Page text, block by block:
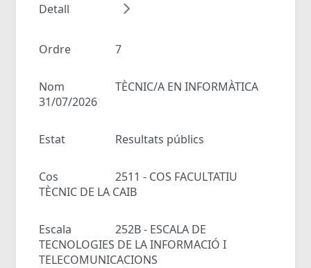
Detall
Ordre 7
Nom
TÈCNIC/A EN INFORMÀTICA
31/07/2026
Estat Resultats públics
Cos
2511 - COS FACULTATIU
TÈCNIC DE LA CAIB
Escala
252B - ESCALA DE
TECNOLOGIES DE LA INFORMACIÓ I
TELECOMUNICACIONS